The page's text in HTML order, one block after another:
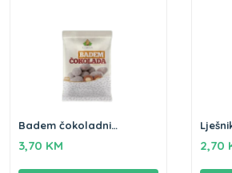
Badem čokoladni
3,70 KM 2,70